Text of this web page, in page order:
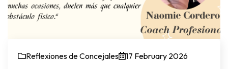
Reflexiones de Concejales 17 February 2026